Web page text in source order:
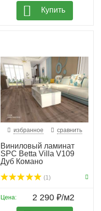
Купить
избранное сравнить
Виниловый ламинат
SPC Betta Villa V109
Дуб Комано
(1)
Цена: 2 290 ₽/м2